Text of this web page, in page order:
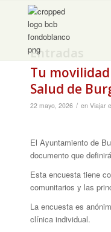
Entradas
Tu
Salud de
22 mayo, 2026 / en Viajar
El Ayuntamiento de
documento que
Esta encuesta tiene
comunitarios y las
La encuesta es
clínica individual.